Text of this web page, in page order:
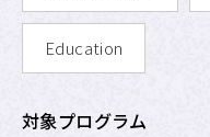
Education
対象プログラム